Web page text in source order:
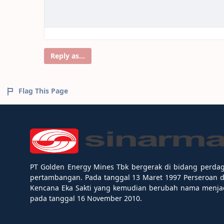
Reply as...
Flag This Page
PT Golden Energy Mines Tbk bergerak di bidang
pertambangan. Pada tanggal 13 Maret 1997 Perseroan
Kencana Eka Sakti yang kemudian berubah nama
pada tanggal 16 November 2010.